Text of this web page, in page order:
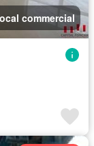
commercial